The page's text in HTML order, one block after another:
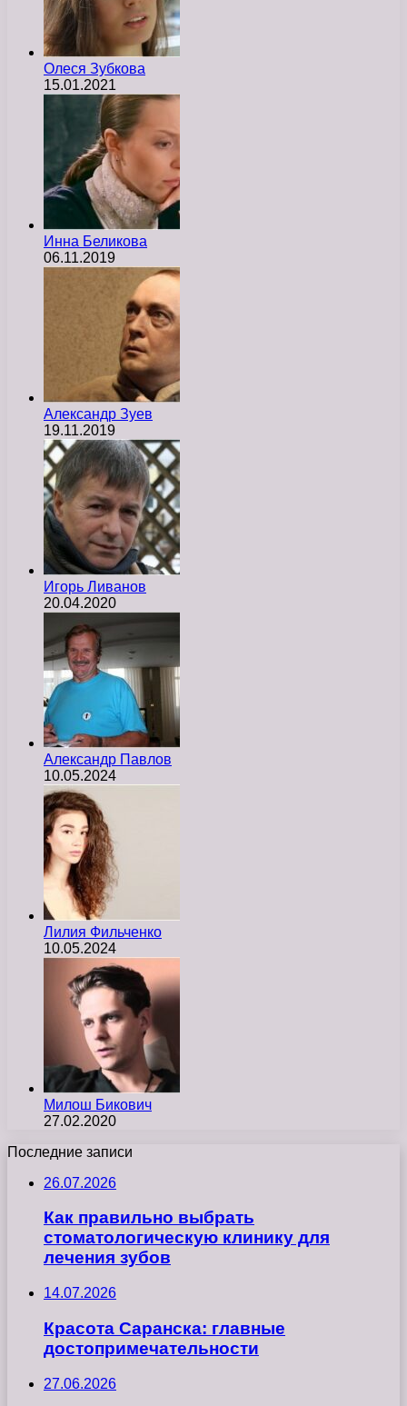
Олеся Зубкова
15.01.2021
Инна Беликова
06.11.2019
Александр Зуев
19.11.2019
Игорь Ливанов
20.04.2020
Александр Павлов
10.05.2024
Лилия Фильченко
10.05.2024
Милош Бикович
27.02.2020
Последние записи
26.07.2026
Как правильно выбрать
стоматологическую клинику для
лечения зубов
14.07.2026
Красота Саранска: главные
достопримечательности
27.06.2026